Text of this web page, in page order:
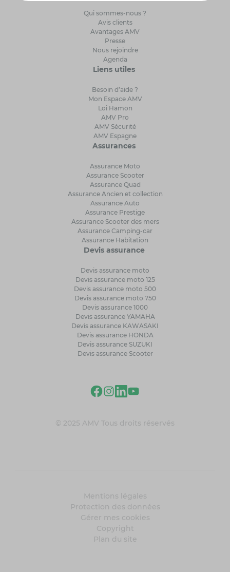
Qui sommes-nous ?
Avis clients
Avantages AMV
Presse
Nous rejoindre
Agenda
Liens utiles
Besoin d’aide ?
Mon Espace AMV
Loi Hamon
AMV Pro
AMV Sécurité
AMV Espagne
Assurances
Assurance Moto
Assurance Scooter
Assurance Quad
Assurance Ancien et collection
Assurance Auto
Assurance Prestige
Assurance Scooter des mers
Assurance Camping-car
Assurance Habitation
Devis assurance
Devis assurance moto
Devis assurance moto 125
Devis assurance moto 500
Devis assurance moto 750
Devis assurance 1000
Devis assurance YAMAHA
Devis assurance KAWASAKI
Devis assurance HONDA
Devis assurance SUZUKI
Devis assurance Scooter
© 2025 AMV Tous droits réservés
Mentions légales
Protection des données
Gérer mes cookies
Copyright
Plan du site